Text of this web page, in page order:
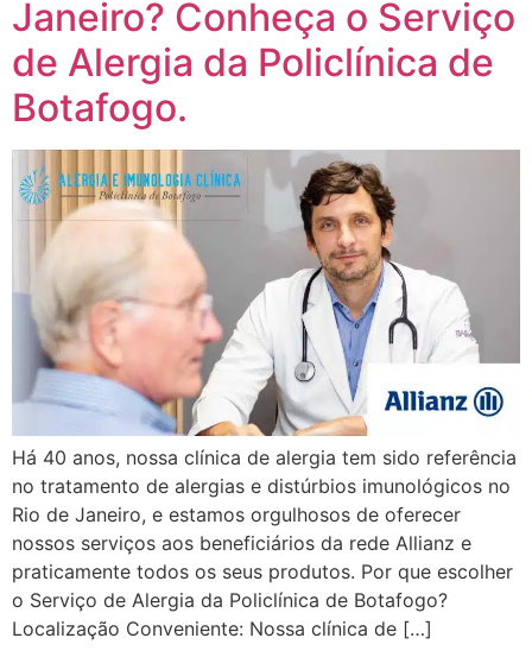
Janeiro? Conheça o Serviço
de Alergia da Policlínica de
Botafogo.
Há 40 anos, nossa clínica de alergia tem sido referência
no tratamento de alergias e distúrbios imunológicos no
Rio de Janeiro, e estamos orgulhosos de oferecer
nossos serviços aos beneficiários da rede Allianz e
praticamente todos os seus produtos. Por que escolher
o Serviço de Alergia da Policlínica de Botafogo?
Localização Conveniente: Nossa clínica de […]